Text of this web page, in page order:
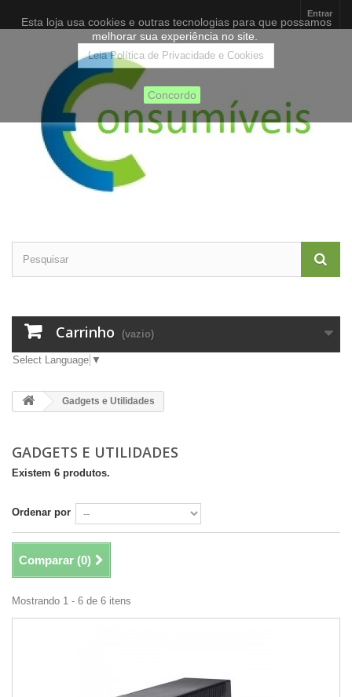
Entrar
Carrinho (vazio)
Select Language ▼
Gadgets e Utilidades
GADGETS E UTILIDADES
Existem 6 produtos.
Ordenar por
Comparar (0)
Mostrando 1 - 6 de 6 itens
Esta loja usa cookies e outras tecnologias para que possamos
melhorar sua experiência no site.
Leia Política de Privacidade e Cookies
Concordo